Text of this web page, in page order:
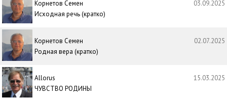
Корнетов Семен
03.09.2025
Исходная речь (кратко)
Корнетов Семен
02.07.2025
Родная вера (кратко)
Allorus
15.03.2025
ЧУВСТВО РОДИНЫ